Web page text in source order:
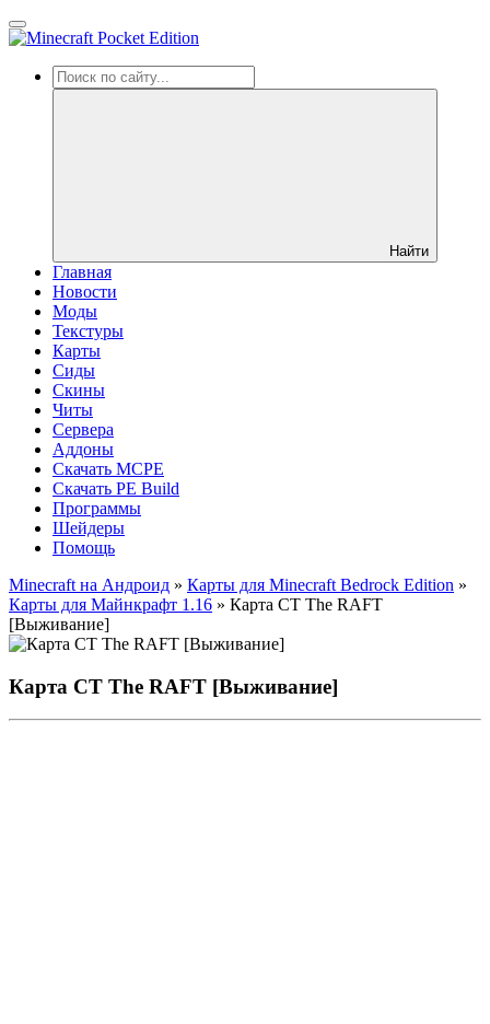
Найти
Главная
Новости
Моды
Текстуры
Карты
Сиды
Cкины
Читы
Сервера
Аддоны
Скачать MCPE
Скачать PE Build
Программы
Шейдеры
Помощь
Minecraft на Андроид » Карты для Minecraft Bedrock Edition »
Карты для Майнкрафт 1.16 » Карта CT The RAFT
[Выживание]
Карта CT The RAFT [Выживание]